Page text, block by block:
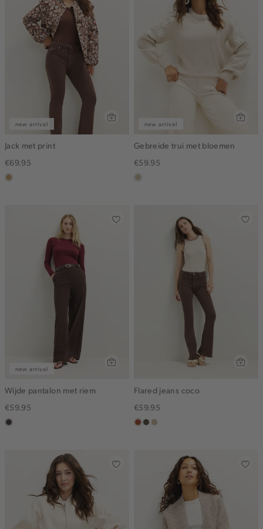
new arrival
Jack met print
€69.95
camel
new arrival
Gebreide trui met bloemen
€59.95
lichtzand
new arrival
Wijde pantalon met riem
€59.95
choco
Flared jeans coco
€59.95
bruin
donkerkhaki
lichtzand